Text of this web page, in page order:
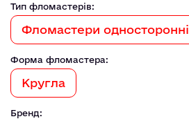
Тип фломастерів:
Фломастери односторонні
Форма фломастера:
Кругла
Бренд: